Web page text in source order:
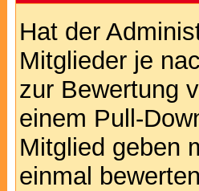
Hat der
Mitglieder je
zur Bewertung
einem Pull-
Mitglied geben
einmal